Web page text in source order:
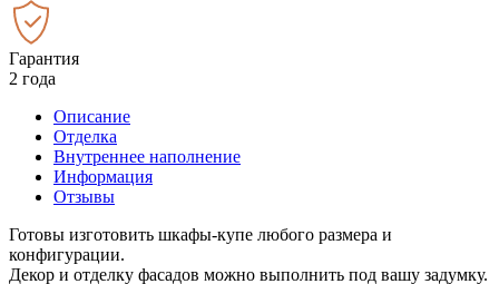
Гарантия
2 года
Описание
Отделка
Внутреннее наполнение
Информация
Отзывы
Готовы изготовить шкафы-купе любого размера и
конфигурации.
Декор и отделку фасадов можно выполнить под вашу задумку.